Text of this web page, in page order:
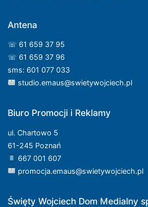
Antena
☏ 61 659 37 95
☏ 61 659 37 96
sms: 601 077 033
studio.emaus@swietywojciech.pl
Biuro Promocji i Reklamy
ul. Chartowo 5
61-245 Poznań
667 001 607
promocja.emaus@swietywojciech.pl
Święty Wojciech Dom Medialny